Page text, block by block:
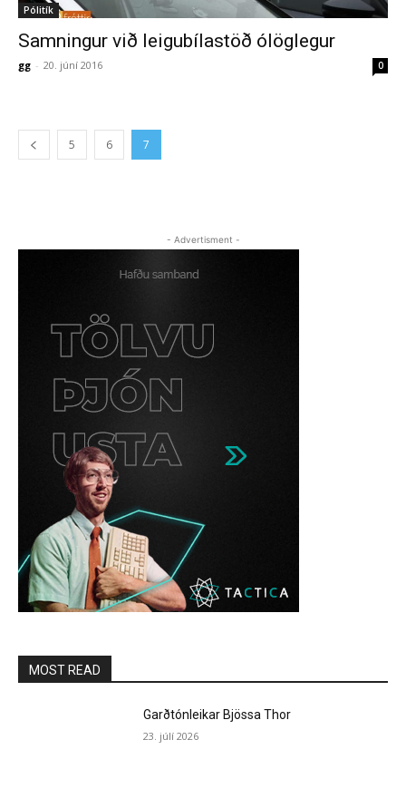
Pólitík
Samningur við leigubílastöð ólöglegur
gg - 20. júní 2016 0
5 6 7
- Advertisment -
MOST READ
Garðtónleikar Bjössa Thor
23. júlí 2026